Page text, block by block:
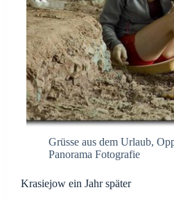
Grüsse aus dem Urlaub,
Panorama Fotografie
Krasiejow ein Jahr später